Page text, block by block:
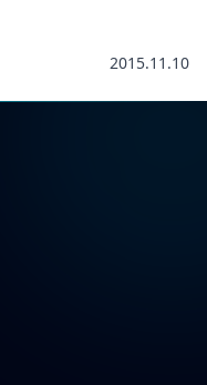
2015.11.10